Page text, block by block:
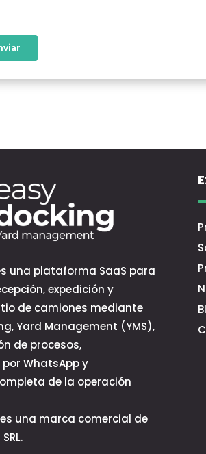
una plataforma SaaS para
expedición y
de camiones mediante
Yard Management (YMS),
de procesos,
WhatsApp y
de la operación
una marca comercial de